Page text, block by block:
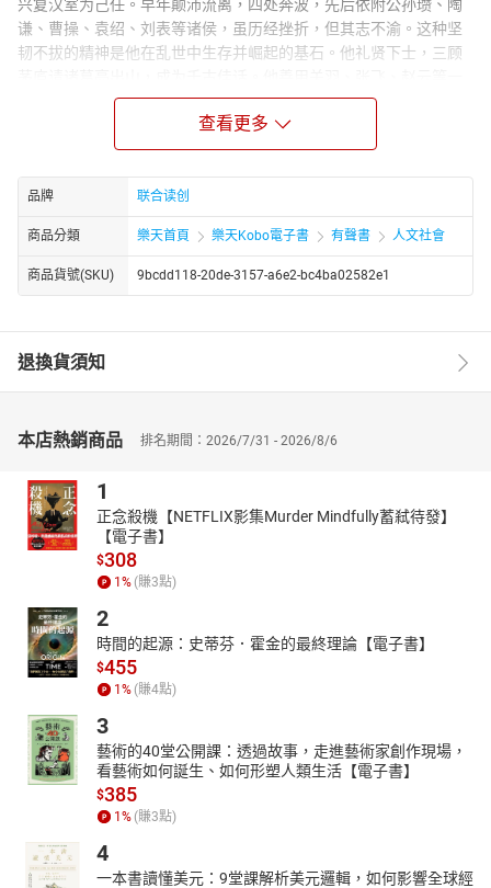
兴复汉室为己任。早年颠沛流离，四处奔波，先后依附公孙瓒、陶
谦、曹操、袁绍、刘表等诸侯，虽历经挫折，但其志不渝。这种坚
韧不拔的精神是他在乱世中生存并崛起的基石。他礼贤下士，三顾
批忠勇之士，用人唯才是举，君臣之间关系融洽，形成了一个极具
凝聚力的政治军事集团。《三国风云人物刘备》将带你走进这位乱
世英雄的内心世界，领略他的政治智慧、军事谋略和用人之术，感
受他在三国风云中留下的浓墨重彩的传奇人生。
查看更多
品牌 联合读创
商品分類 樂天首頁 樂天Kobo電子書 有聲書 人文社會
商品貨號(SKU) 9bcdd118-20de-3157-a6e2-bc4ba02582e1
退換貨須知
本店熱銷商品 排名期間：2026/7/31 - 2026/8/6
1
正念殺機【NETFLIX影集Murder Mindfully蓄弒待發】
【電子書】
$308
1 % (賺3點)
2
時間的起源：史蒂芬．霍金的最終理論【電子書】
$455
1 % (賺4點)
3
藝術的40堂公開課：透過故事，走進藝術家創作現場，
看藝術如何誕生、如何形塑人類生活【電子書】
$385
1 % (賺3點)
4
一本書讀懂美元：9堂課解析美元邏輯，如何影響全球經